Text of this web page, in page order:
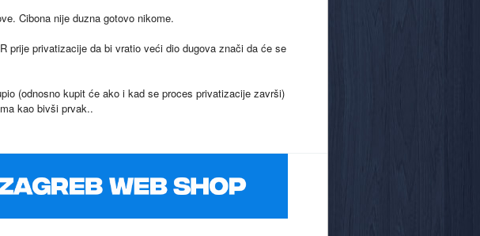
Cibona nije duzna gotovo nikome.
prije privatizacije da bi vratio veći dio dugova znači da će se
(odnosno kupit će ako i kad se proces privatizacije završi)
kao bivši prvak..